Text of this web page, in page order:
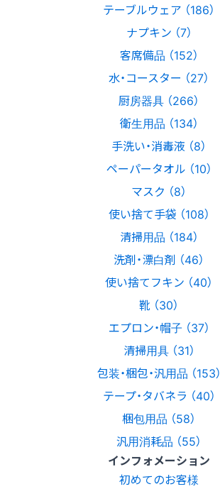
テーブルウェア （186）
ナプキン （7）
客席備品 （152）
水・コースター （27）
厨房器具 （266）
衛生用品 （134）
手洗い・消毒液 （8）
ペーパータオル （10）
マスク （8）
使い捨て手袋 （108）
清掃用品 （184）
洗剤・漂白剤 （46）
使い捨てフキン （40）
靴 （30）
エプロン・帽子 （37）
清掃用具 （31）
包装・梱包・汎用品 （153）
テープ・タバネラ （40）
梱包用品 （58）
汎用消耗品 （55）
インフォメーション
初めてのお客様